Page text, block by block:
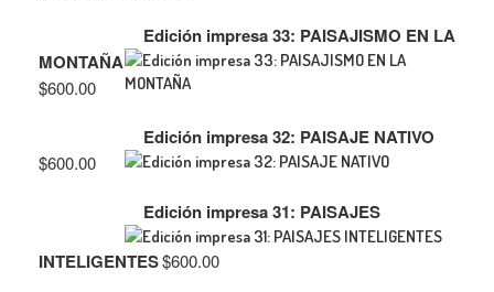
Edición impresa 33: PAISAJISMO EN LA
MONTAÑA
$600.00
Edición impresa 32: PAISAJE NATIVO
$600.00
Edición impresa 31: PAISAJES
INTELIGENTES$600.00